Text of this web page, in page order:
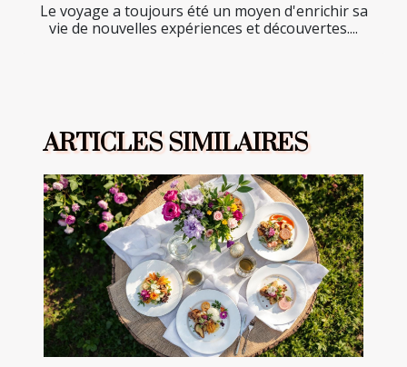
Le voyage a toujours été un moyen d'enrichir sa
vie de nouvelles expériences et découvertes....
ARTICLES SIMILAIRES